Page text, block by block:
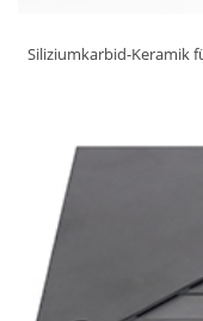
Siliziumkarbid-Keramik